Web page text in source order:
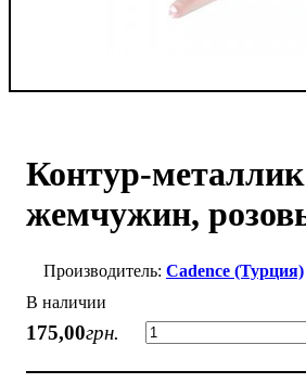
Контур-
жемчужин,
Cadence (Турция)
В наличии
175,00грн.